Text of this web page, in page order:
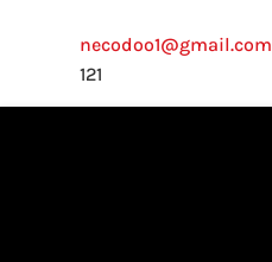
necodoo1@gmail.com
121